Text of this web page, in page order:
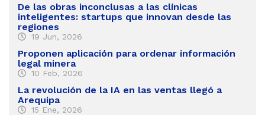
De las obras inconclusas a las clínicas
inteligentes: startups que innovan desde las
regiones
19 Jun, 2026
Proponen aplicación para ordenar información
legal minera
10 Feb, 2026
La revolución de la IA en las ventas llegó a
Arequipa
15 Ene, 2026